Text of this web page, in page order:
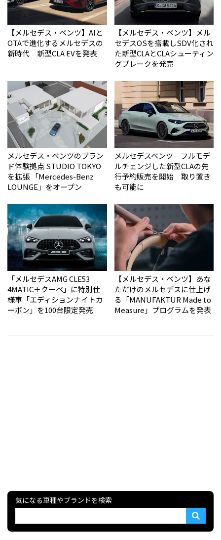
【メルセデス・ベンツ】AIと
OTAで進化するメルセデスの
新時代 新型CLA EVを発表
【メルセデス・ベンツ】メル
セデスOSを搭載しSDV化され
た新型CLAとCLAシューティン
グブレークを発売
メルセデス・ベンツのブラン
ド体験拠点 STUDIO TOKYO
を拡張 「Mercedes-Benz
LOUNGE」をオープン
メルセデスベンツ フルモデ
ルチェンジした新型CLAの先
行予約販売を開始 取り置き
も可能に
「メルセデスAMG CLE53
4MATIC＋クーペ」に特別仕
様車「エディションナイトカ
ーボン」を100台限定発売
【メルセデス・ベンツ】あな
ただけのメルセデスに仕上げ
る「MANUFAKTUR Made to
Measure」プログラムを発表
気になる車種やブランドを検索